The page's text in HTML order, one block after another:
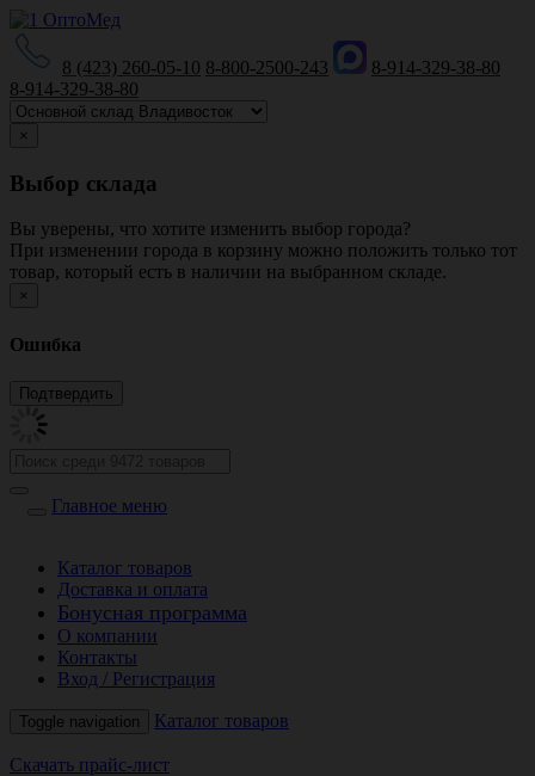
8 (423) 260-05-10 8-800-2500-243
8-914-329-38-80
8-914-329-38-80
×
Выбор склада
Вы уверены, что хотите изменить выбор города?
При изменении города в корзину можно положить только тот
товар, который есть в наличии на выбранном складе.
×
Ошибка
Главное меню
Каталог товаров
Доставка и оплата
Бонусная программа
О компании
Контакты
Вход / Регистрация
Toggle navigation Каталог товаров
Скачать прайс-лист